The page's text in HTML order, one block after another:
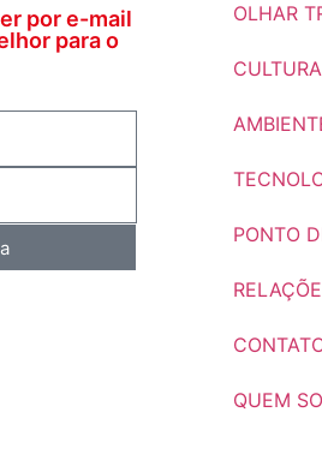
por e-mail
para o
OLHAR
PONTO
QUEM